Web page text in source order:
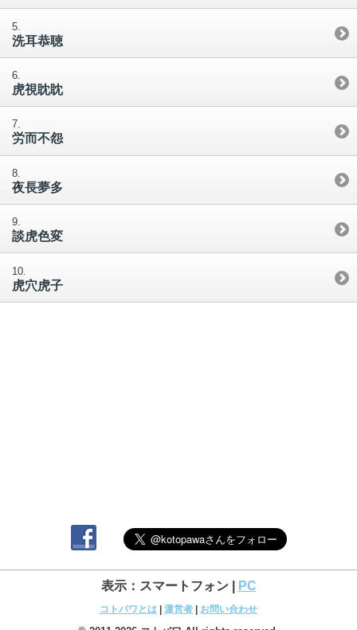
洗耳恭聴
虎視眈眈
労而不怨
夜長夢多
談虎色変
虎穴虎子
表示：スマートフォン | PC
コトパワとは | 運営者 | お問い合わせ